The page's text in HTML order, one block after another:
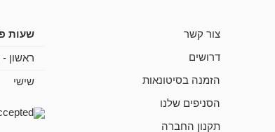
צור קשר
דרושים
הזמנה בסיטונאות
הסניפים שלנו
תקנון החברה
שעות
ראשון
שישי